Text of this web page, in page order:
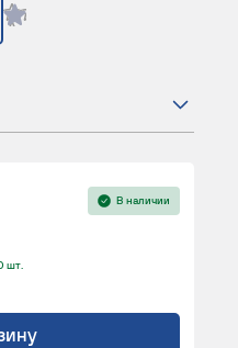
В наличии
шт.